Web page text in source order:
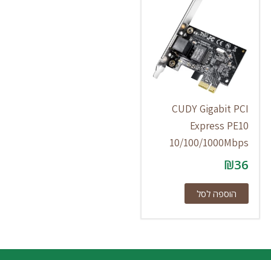
CUDY Gigabit PCI
Express PE10
10/100/1000Mbps
₪36
הוספה לסל